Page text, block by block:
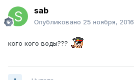
sab
Опубликовано 25 ноября, 2016
кого кого воды???